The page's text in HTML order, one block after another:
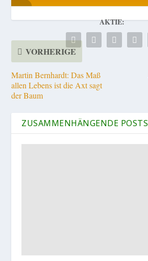
AKTIE:
VORHERIGE
Martin Bernhardt: Das Maß
allen Lebens ist die Axt sagt
der Baum
ZUSAMMENHÄNGENDE POSTS